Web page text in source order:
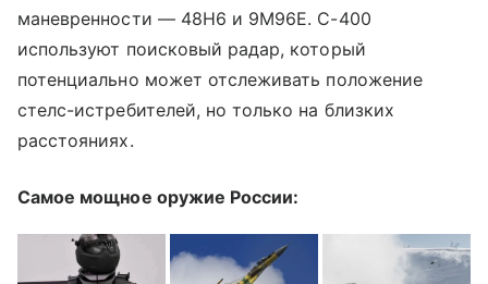
маневренности — 48Н6 и 9M96E. С-400
используют поисковый радар, который
потенциально может отслеживать положение
стелс-истребителей, но только на близких
расстояниях.
Самое мощное оружие России: